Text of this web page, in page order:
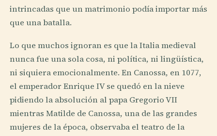
intrincadas que un matrimonio podía importar más
que una batalla.
Lo que muchos ignoran es que la Italia medieval
nunca fue una sola cosa, ni política, ni lingüística,
ni siquiera emocionalmente. En Canossa, en 1077,
el emperador Enrique IV se quedó en la nieve
pidiendo la absolución al papa Gregorio VII
mientras Matilde de Canossa, una de las grandes
mujeres de la época, observaba el teatro de la